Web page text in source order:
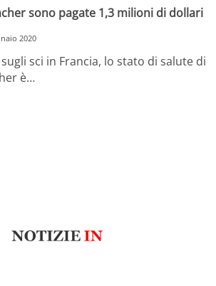
sono pagate 1,3 milioni di dollari
2020
sci in Francia, lo stato di salute di
è…